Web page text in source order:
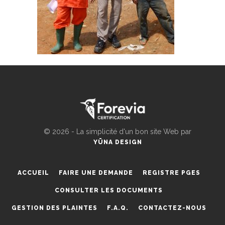
© 2026 - La simplicité d'un bon site Web par
YÜNA DESIGN
ACCUEIL FAIRE UNE DEMANDE REGISTRE PGES
CONSULTER LES DOCUMENTS
GESTION DES PLAINTES F.A.Q. CONTACTEZ-NOUS